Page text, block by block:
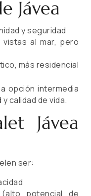
Jávea
y seguridad
al mar, pero
más residencial
opción intermedia
calidad de vida.
Jávea
ser:
potencial de